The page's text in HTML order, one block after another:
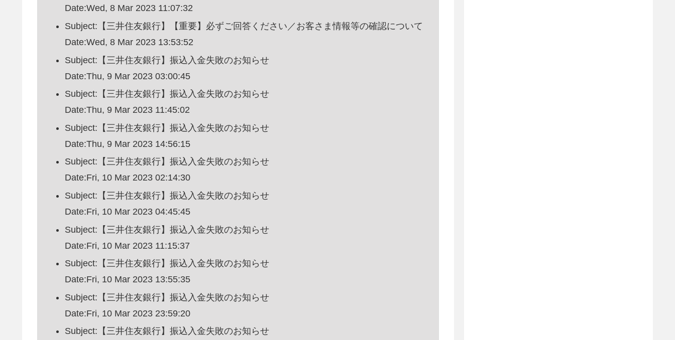
Date:Wed, 8 Mar 2023 11:07:32
Subject:【三井住友銀行】【重要】必ずご回答ください／お客さま情報等の確認について
Date:Wed, 8 Mar 2023 13:53:52
Subject:【三井住友銀行】振込入金失敗のお知らせ
Date:Thu, 9 Mar 2023 03:00:45
Subject:【三井住友銀行】振込入金失敗のお知らせ
Date:Thu, 9 Mar 2023 11:45:02
Subject:【三井住友銀行】振込入金失敗のお知らせ
Date:Thu, 9 Mar 2023 14:56:15
Subject:【三井住友銀行】振込入金失敗のお知らせ
Date:Fri, 10 Mar 2023 02:14:30
Subject:【三井住友銀行】振込入金失敗のお知らせ
Date:Fri, 10 Mar 2023 04:45:45
Subject:【三井住友銀行】振込入金失敗のお知らせ
Date:Fri, 10 Mar 2023 11:15:37
Subject:【三井住友銀行】振込入金失敗のお知らせ
Date:Fri, 10 Mar 2023 13:55:35
Subject:【三井住友銀行】振込入金失敗のお知らせ
Date:Fri, 10 Mar 2023 23:59:20
Subject:【三井住友銀行】振込入金失敗のお知らせ